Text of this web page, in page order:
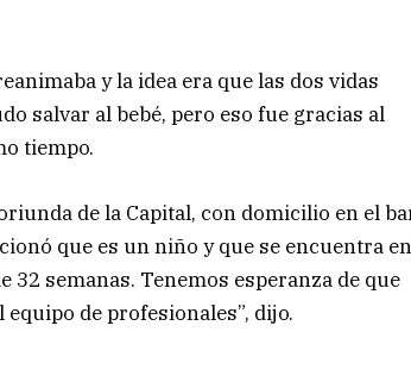
y la idea era que las dos vidas
salvar al bebé, pero eso fue gracias al
tiempo.
de la Capital, con domicilio en el
que es un niño y que se encuentra
semanas. Tenemos esperanza de que
de profesionales”, dijo.